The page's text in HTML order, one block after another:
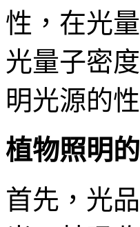
性，在光
光量子密
明光源的
植物照明
首先，光